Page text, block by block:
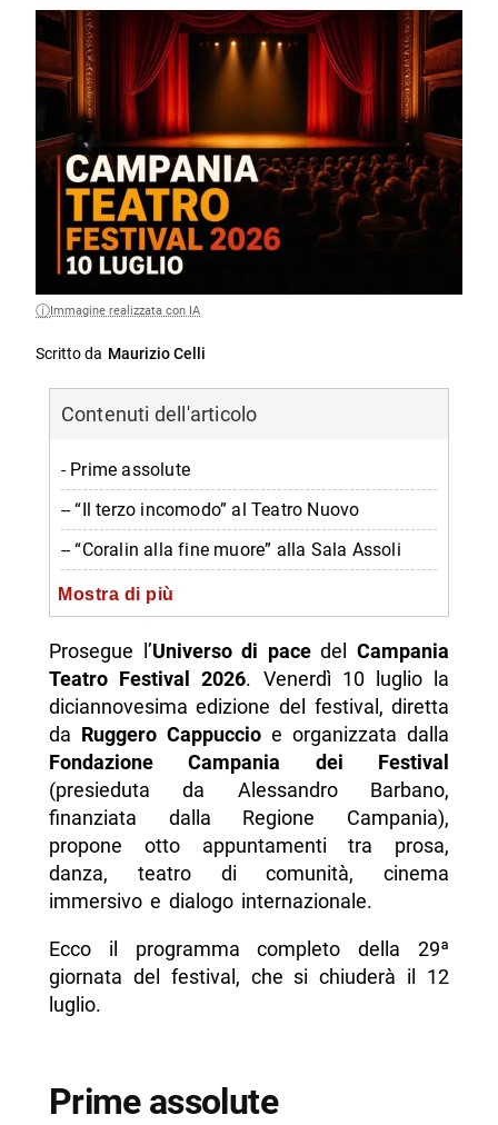
Immagine realizzata con IA
Scritto da Maurizio Celli
Contenuti dell'articolo
- Prime assolute
-- “Il terzo incomodo” al Teatro Nuovo
-- “Coralin alla fine muore” alla Sala Assoli
- Danza contemporanea: Equilibrio Dinamico
al Mercadante
- Progetti speciali e teatro di comunità
- Cinema immersivo
- Incontri: Now Med Beyond Swana
- Info utili
- FAQ
-- Scopri di più da Napolike.it
Mostra di più
Prosegue l’Universo di pacedelCampania
Teatro Festival 2026. Venerdì 10 luglio la
diciannovesima edizione del festival, diretta
da Ruggero Cappuccio e organizzata dalla
Fondazione Campania dei Festival
(presieduta da Alessandro Barbano,
finanziata dalla Regione Campania),
propone otto appuntamenti tra prosa,
danza, teatro di comunità, cinema
immersivo e dialogo internazionale.
Ecco il programma completo della 29ª
giornata del festival, che si chiuderà il 12
luglio.
Prime assolute